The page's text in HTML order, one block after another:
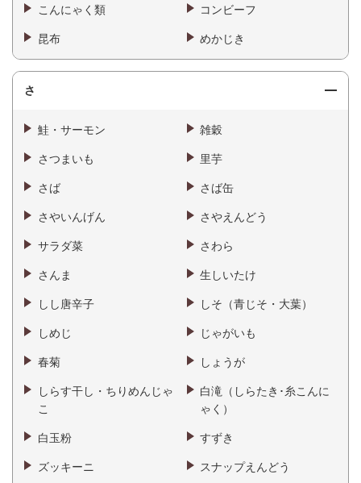
こんにゃく類 コンビーフ
昆布 めかじき
さ
鮭・サーモン 雑穀
さつまいも 里芋
さば さば缶
さやいんげん さやえんどう
サラダ菜 さわら
さんま 生しいたけ
しし唐辛子 しそ（青じそ・大葉）
しめじ じゃがいも
春菊 しょうが
しらす干し・ちりめんじゃ
こ
白滝（しらたき･糸こんに
ゃく）
白玉粉 すずき
ズッキーニ スナップえんどう